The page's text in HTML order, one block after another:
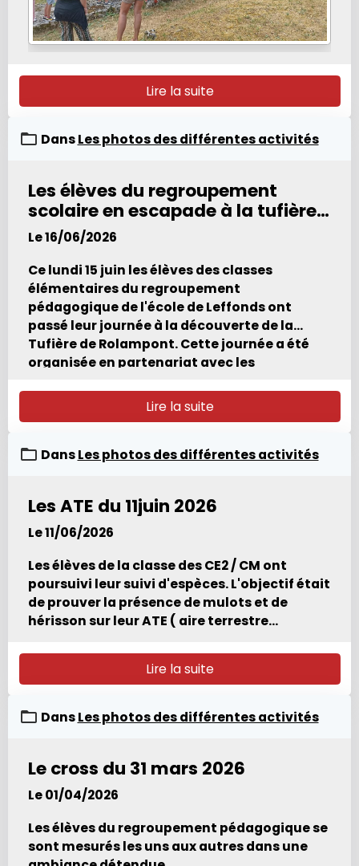
Lire la suite
DansLes photos des différentes activités
Les élèves du regroupement
scolaire en escapade à la tufière
de Rolampont
Le 16/06/2026
Ce lundi 15 juin les élèves des classes
élémentaires du regroupement
pédagogique de l'école de Leffonds ont
passé leur journée à la découverte de la
Tufière de Rolampont. Cette journée a été
organisée en partenariat avec les
l'ONF. dans le cadre des ATE (aire terrestre
éducative). Au programme: Lecture du
sens, le cycle de l'eau, la visite guidée du site
peut trouver à la Tufière." Les élèves ont
apprécié découvrir cet escalier naturel,
toujours actif qui reste un véritable
laboratoire géologique.
Lire la suite
DansLes photos des différentes activités
Les ATE du 11juin 2026
Le 11/06/2026
Les élèves de la classe des CE2 / CM ont
poursuivi leur suivi d'espèces. L'objectif était
de prouver la présence de mulots et de
hérisson sur leur ATE ( aire terrestre
vides d'escargot ou de noix, noisettes,
crottes de hérisson, et empreintes attestent
Merci pour la publication. Bonne
Lire la suite
DansLes photos des différentes activités
Le cross du 31 mars 2026
Le 01/04/2026
Les élèves du regroupement pédagogique se
sont mesurés les uns aux autres dans une